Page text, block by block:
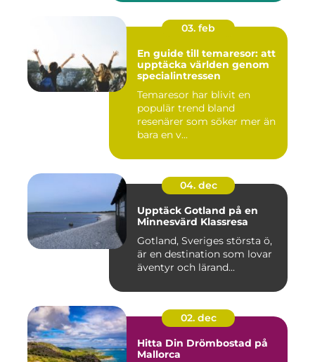
03. feb
En guide till temaresor: att
upptäcka världen genom
specialintressen
Temaresor har blivit en
populär trend bland
resenärer som söker mer än
bara en v...
04. dec
Upptäck Gotland på en
Minnesvärd Klassresa
Gotland, Sveriges största ö,
är en destination som lovar
äventyr och lärand...
02. dec
Hitta Din Drömbostad på
Mallorca